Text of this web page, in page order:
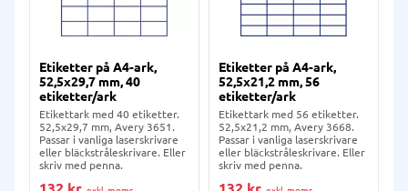
Etiketter på A4-ark,
52,5x29,7 mm, 40
etiketter/ark
Etikettark med 40 etiketter.
52,5x29,7 mm, Avery 3651.
Passar i vanliga laserskrivare
eller bläckstråleskrivare. Eller
skriv med penna.
Etiketter på A4-ark,
52,5x21,2 mm, 56
etiketter/ark
Etikettark med 56 etiketter.
52,5x21,2 mm, Avery 3668.
Passar i vanliga laserskrivare
eller bläckstråleskrivare. Eller
skriv med penna.